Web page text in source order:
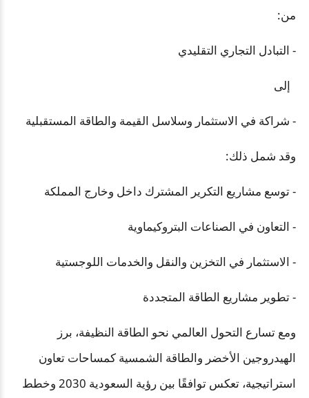
من:
- التبادل التجاري التقليدي
إلى
- شراكة في الاستثمار وسلاسل القيمة والطاقة المستقبلية
وقد شمل ذلك:
- توسع مشاريع التكرير المشترك داخل وخارج المملكة
- التعاون في الصناعات البتروكيماوية
- الاستثمار في التخزين والنقل والخدمات اللوجستية
- تطوير مشاريع الطاقة المتجددة
ومع تسارع التحول العالمي نحو الطاقة النظيفة، برز
الهيدروجين الأخضر والطاقة الشمسية كمساحات تعاون
استراتيجية، تعكس توافقًا بين رؤية السعودية 2030 وخطط